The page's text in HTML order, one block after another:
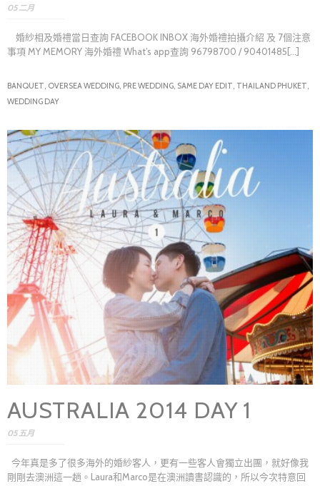
05 二月
婚紗相及婚禮當日查詢 FACEBOOK INBOX 海外婚禮拍攝介紹 及 7個注意
事項 MY MEMORY 海外婚禮 What’s app查詢 96798700 / 90401485[...]
BANQUET, OVERSEA WEDDING, PRE WEDDING, SAME DAY EDIT, THAILAND PHUKET,
WEDDING DAY
AUSTRALIA 2014 DAY 1
05 五月
今年真是多了很多海外的婚紗客人，更有一些客人會獨立出團，就好像我
剛剛去澳洲這一趟。Laura和Marco是在澳洲讀書認識的，所以今次特意回